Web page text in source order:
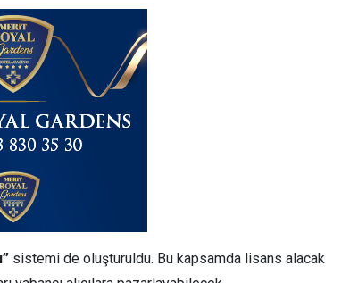
sistemi de oluşturuldu. Bu kapsamda lisans alacak